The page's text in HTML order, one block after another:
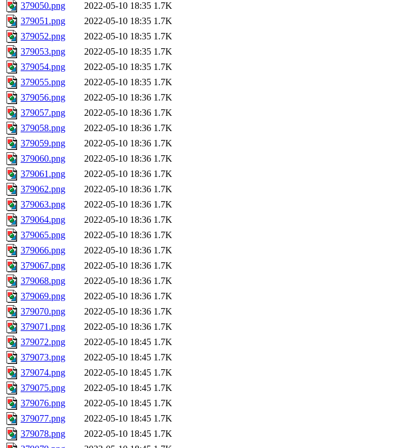
379050.png
2022-05-10 18:35 1.7K
379051.png
2022-05-10 18:35 1.7K
379052.png
2022-05-10 18:35 1.7K
379053.png
2022-05-10 18:35 1.7K
379054.png
2022-05-10 18:35 1.7K
379055.png
2022-05-10 18:35 1.7K
379056.png
2022-05-10 18:36 1.7K
379057.png
2022-05-10 18:36 1.7K
379058.png
2022-05-10 18:36 1.7K
379059.png
2022-05-10 18:36 1.7K
379060.png
2022-05-10 18:36 1.7K
379061.png
2022-05-10 18:36 1.7K
379062.png
2022-05-10 18:36 1.7K
379063.png
2022-05-10 18:36 1.7K
379064.png
2022-05-10 18:36 1.7K
379065.png
2022-05-10 18:36 1.7K
379066.png
2022-05-10 18:36 1.7K
379067.png
2022-05-10 18:36 1.7K
379068.png
2022-05-10 18:36 1.7K
379069.png
2022-05-10 18:36 1.7K
379070.png
2022-05-10 18:36 1.7K
379071.png
2022-05-10 18:36 1.7K
379072.png
2022-05-10 18:45 1.7K
379073.png
2022-05-10 18:45 1.7K
379074.png
2022-05-10 18:45 1.7K
379075.png
2022-05-10 18:45 1.7K
379076.png
2022-05-10 18:45 1.7K
379077.png
2022-05-10 18:45 1.7K
379078.png
2022-05-10 18:45 1.7K